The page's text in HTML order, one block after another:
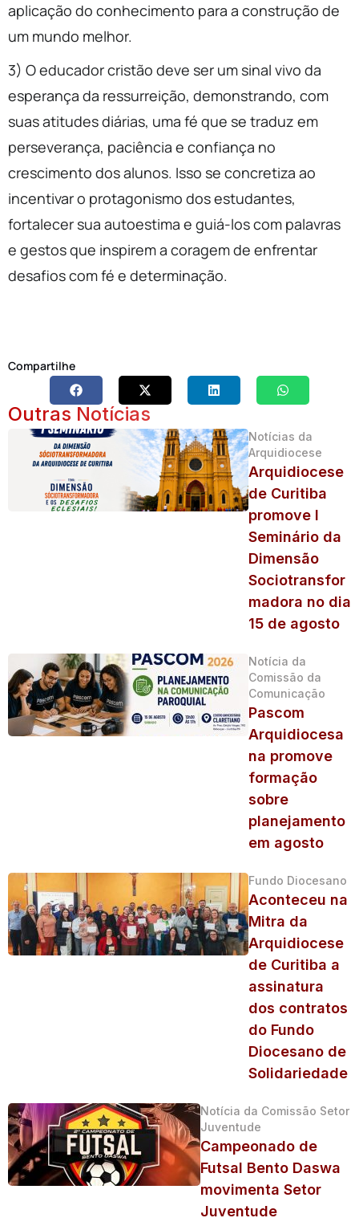
aplicação do conhecimento para a construção de
um mundo melhor.
3) O educador cristão deve ser um sinal vivo da
esperança da ressurreição, demonstrando, com
suas atitudes diárias, uma fé que se traduz em
perseverança, paciência e confiança no
crescimento dos alunos. Isso se concretiza ao
incentivar o protagonismo dos estudantes,
fortalecer sua autoestima e guiá-los com palavras
e gestos que inspirem a coragem de enfrentar
desafios com fé e determinação.
Compartilhe
Outras Notícias
Notícias da
Arquidiocese
Arquidiocese
de Curitiba
promove I
Seminário da
Dimensão
Sociotransfor
madora no dia
15 de agosto
Notícia da
Comissão da
Comunicação
Pascom
Arquidiocesa
na promove
formação
sobre
planejamento
em agosto
Fundo Diocesano
Aconteceu na
Mitra da
Arquidiocese
de Curitiba a
assinatura
dos contratos
do Fundo
Diocesano de
Solidariedade
Notícia da Comissão Setor
Juventude
Campeonado de
Futsal Bento Daswa
movimenta Setor
Juventude